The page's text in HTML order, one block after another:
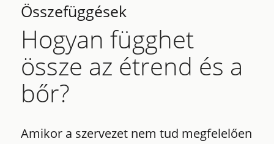
Összefüggések
Hogyan függhet
össze az étrend és a
bőr?
Amikor a szervezet nem tud megfelelően